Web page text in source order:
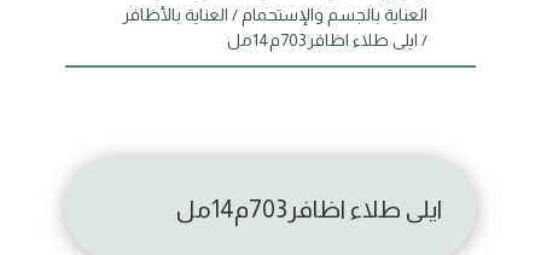
العناية بالجسم والإستحمام / العناية بالأظافر
/ ايلى طلاء اظافر703م14مل
ايلى طلاء اظافر703م14مل